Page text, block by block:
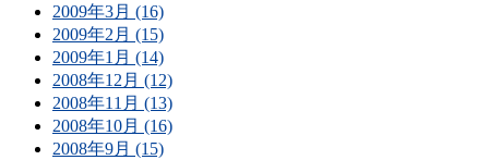
2009年3月 (16)
2009年2月 (15)
2009年1月 (14)
2008年12月 (12)
2008年11月 (13)
2008年10月 (16)
2008年9月 (15)